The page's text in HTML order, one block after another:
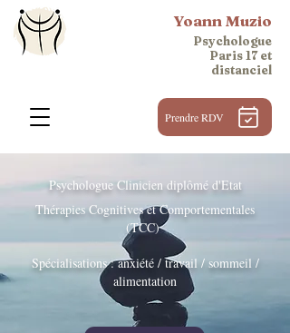
Prendre RDV
Psychologue
Paris 17 et
distanciel
Yoann Muzio
Psychologue Clinicien diplômé d'Etat
Thérapies Cognitives et Comportementales
(TCC)
Spécialisations : anxiété / travail / sommeil /
alimentation